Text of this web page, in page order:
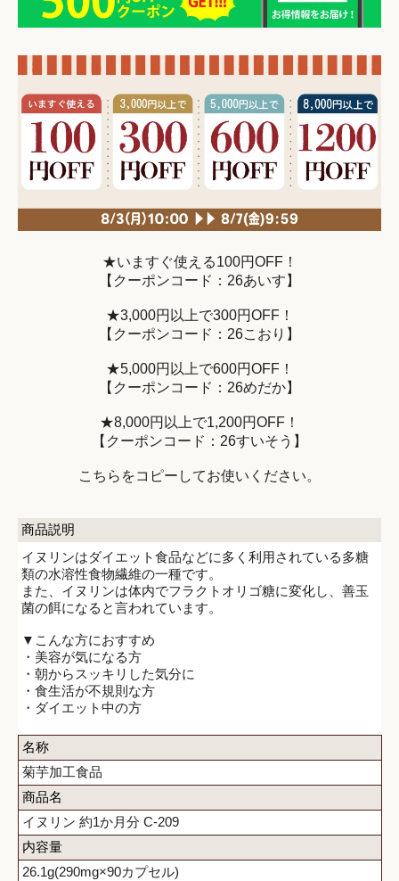
★いますぐ使える100円OFF！
【クーポンコード：26あいす】
★3,000円以上で300円OFF！
【クーポンコード：26こおり】
★5,000円以上で600円OFF！
【クーポンコード：26めだか】
★8,000円以上で1,200円OFF！
【クーポンコード：26すいそう】
こちらをコピーしてお使いください。
商品説明
イヌリンはダイエット食品などに多く利用されている多糖
類の水溶性食物繊維の一種です。
また、イヌリンは体内でフラクトオリゴ糖に変化し、善玉
菌の餌になると言われています。
▼こんな方におすすめ
・美容が気になる方
・朝からスッキリした気分に
・食生活が不規則な方
・ダイエット中の方
名称
菊芋加工食品
商品名
イヌリン 約1か月分 C-209
内容量
26.1g(290mg×90カプセル)